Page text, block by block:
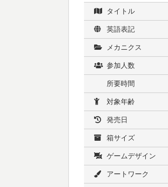
タイトル
英語表記
メカニクス
参加人数
所要時間
対象年齢
発売日
箱サイズ
ゲームデザイン
アートワーク